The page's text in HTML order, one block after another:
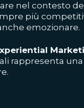
nel contesto
più
emozionare.
rappresenta